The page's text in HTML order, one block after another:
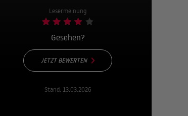
Lesermeinung
Gesehen?
JETZT BEWERTEN
Stand: 13.03.2026